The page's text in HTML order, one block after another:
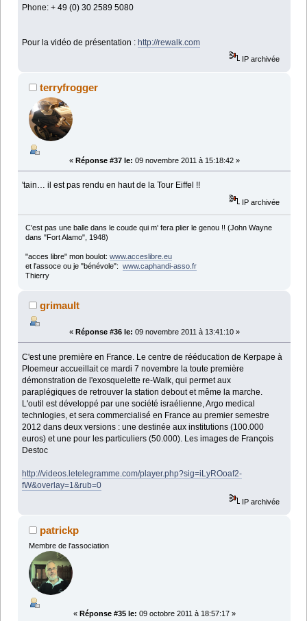
Phone: + 49 (0) 30 2589 5080
Pour la vidéo de présentation : http://rewalk.com
IP archivée
terryfrogger
« Réponse #37 le: 09 novembre 2011 à 15:18:42 »
'tain… il est pas rendu en haut de la Tour Eiffel !!
IP archivée
C'est pas une balle dans le coude qui m' fera plier le genou !! (John Wayne
dans "Fort Alamo", 1948)
"acces libre" mon boulot: www.acceslibre.eu
et l'assoce ou je "bénévole": www.caphandi-asso.fr
Thierry
grimault
« Réponse #36 le: 09 novembre 2011 à 13:41:10 »
C'est une première en France. Le centre de rééducation de Kerpape à
Ploemeur accueillait ce mardi 7 novembre la toute première
démonstration de l'exosquelette re-Walk, qui permet aux
paraplégiques de retrouver la station debout et même la marche.
L'outil est développé par une société israélienne, Argo medical
technlogies, et sera commercialisé en France au premier semestre
2012 dans deux versions : une destinée aux institutions (100.000
euros) et une pour les particuliers (50.000). Les images de François
Destoc
http://videos.letelegramme.com/player.php?sig=iLyROoaf2-
fW&overlay=1&rub=0
IP archivée
patrickp
Membre de l'association
« Réponse #35 le: 09 octobre 2011 à 18:57:17 »